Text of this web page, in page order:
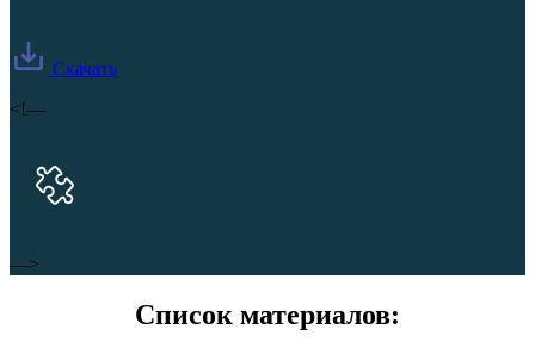
Скачать
<!—
—>
Список материалов: